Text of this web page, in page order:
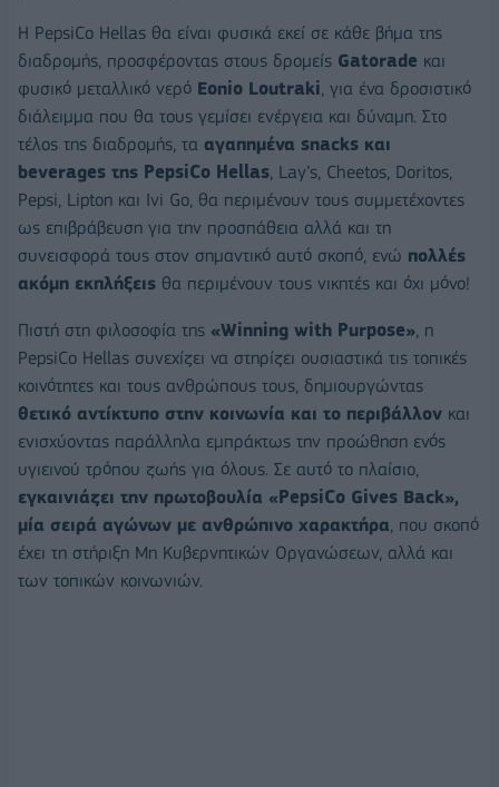
Η PepsiCo Hellas θα είναι φυσικά εκεί σε κάθε βήμα της
διαδρομής, προσφέροντας στους δρομείς Gatorade και
φυσικό μεταλλικό νερό Eonio Loutraki , για ένα δροσιστικό
διάλειμμα που θα τους γεμίσει ενέργεια και δύναμη. Στο
τέλος της διαδρομής, τα αγαπημένα snacks και
beverages της PepsiCo Hellas , Lay’s, Cheetos, Doritos,
Pepsi, Lipton και Ivi Go, θα περιμένουν τους συμμετέχοντες
ως επιβράβευση για την προσπάθεια αλλά και τη
συνεισφορά τους στον σημαντικό αυτό σκοπό, ενώ πολλές
ακόμη εκπλήξεις θα περιμένουν τους νικητές και όχι μόνο!
Πιστή στη φιλοσοφία της «Winning with Purpose» , η
PepsiCo Hellas συνεχίζει να στηρίζει ουσιαστικά τις τοπικές
κοινότητες και τους ανθρώπους τους, δημιουργώντας
θετικό αντίκτυπο στην κοινωνία και το περιβάλλον και
ενισχύοντας παράλληλα εμπράκτως την προώθηση ενός
υγιεινού τρόπου ζωής για όλους. Σε αυτό το πλαίσιο,
εγκαινιάζει την πρωτοβουλία «PepsiCo Gives Back»,
μία σειρά αγώνων με ανθρώπινο χαρακτήρα , που σκοπό
έχει τη στήριξη Μη Κυβερνητικών Οργανώσεων, αλλά και
των τοπικών κοινωνιών.